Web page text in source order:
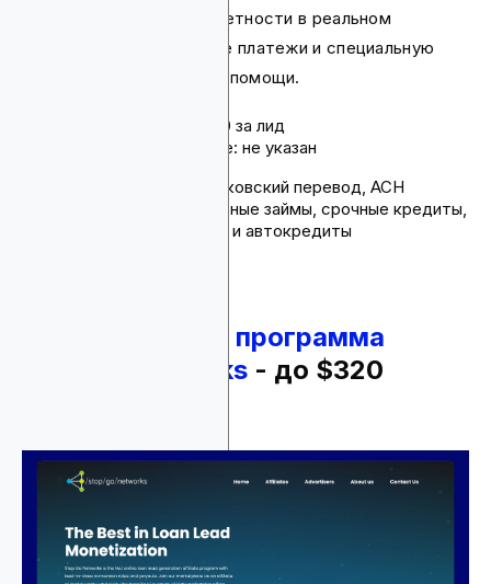
предлагает функции отчетности в реальном
времени, своевременные платежи и специальную
команду поддержки для помощи.
Комиссия: более $100 за лид
Срок действия cookie: не указан
Способы оплаты: банковский перевод, ACH
Продукты: персональные займы, срочные кредиты,
консолидация долгов и автокредиты
Партнерская программа
Stopgo Networks - до $320